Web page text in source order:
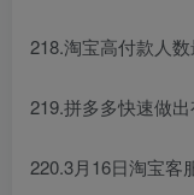
218.淘宝高付款人
219.拼多多快速做
220.3月16日淘宝客